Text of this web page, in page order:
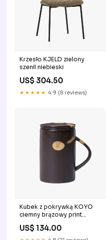
Krzesło KJELD zielony
szenil niebieski
US$ 304.50
★★★★★ 4.9 (8 reviews)
Kubek z pokrywką KOYO
ciemny brązowy print
zwierzecy
US$ 134.00